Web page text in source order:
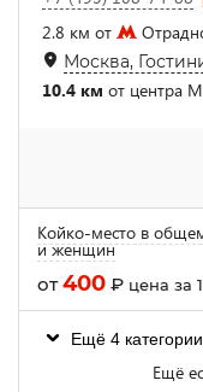
2.8 км от
Москва,
10.4 км от центра
Койко-место в
и женщин
от400 ₽ цена за
Ещё 4
Ещё